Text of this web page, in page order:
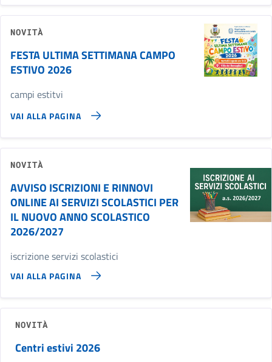
NOVITÀ
FESTA ULTIMA SETTIMANA CAMPO
ESTIVO 2026
campi estitvi
VAI ALLA PAGINA
NOVITÀ
AVVISO ISCRIZIONI E RINNOVI
ONLINE AI SERVIZI SCOLASTICI PER
IL NUOVO ANNO SCOLASTICO
2026/2027
iscrizione servizi scolastici
VAI ALLA PAGINA
NOVITÀ
Centri estivi 2026